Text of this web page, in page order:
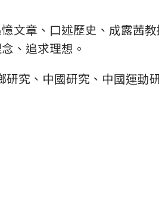
文章、口述歷史、成露茜
、追求理想。
究、中國研究、中國運動